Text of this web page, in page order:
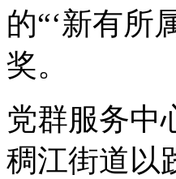
的“‘新有所
奖。
党群服务中
稠江街道以